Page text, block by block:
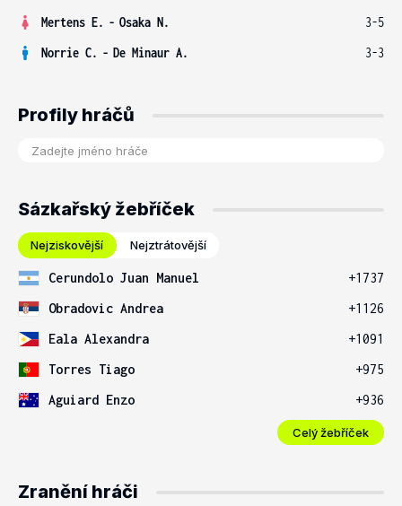
Mertens E. - Osaka N.
3-5
Norrie C. - De Minaur A. 3-3
Profily hráčů
Sázkařský žebříček
Nejziskovější Nejztrátovější
Cerundolo Juan Manuel
+1737
Obradovic Andrea
+1126
Eala Alexandra
+1091
Torres Tiago
+975
Aguiard Enzo
+936
Celý žebříček
Zranění hráči